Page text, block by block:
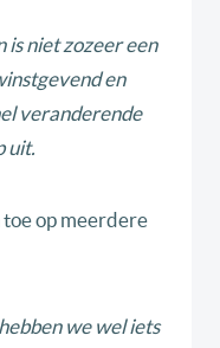
is niet zozeer een
en
veranderende
uit.
op meerdere
we wel iets